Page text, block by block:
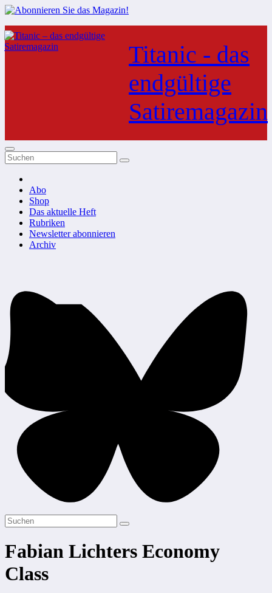
Zum
Inhalt
springen
Titanic - das
endgültige
Satiremagazin
Abo
Shop
Das aktuelle Heft
Rubriken
Newsletter abonnieren
Archiv
Fabian Lichters Economy
Class